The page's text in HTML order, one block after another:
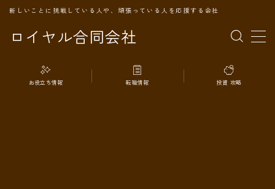
ロイヤル合同会社
新しいことに挑戦している人や、頑張っている人を応援する会社
MENU
TOPページ
お役立ち情報 転職情報 投資 攻略